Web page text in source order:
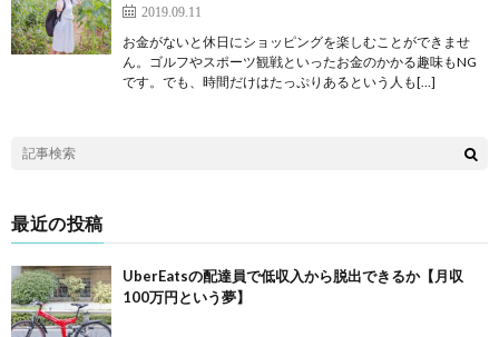
2019.09.11
お金がないと休日にショッピングを楽しむことができませ
ん。ゴルフやスポーツ観戦といったお金のかかる趣味もNG
です。でも、時間だけはたっぷりあるという人も[…]
最近の投稿
UberEatsの配達員で低収入から脱出できるか【月収
100万円という夢】